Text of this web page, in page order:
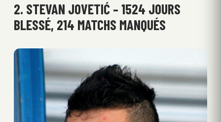
2. STEVAN JOVETIĆ – 1524 JOURS
BLESSÉ, 214 MATCHS MANQUÉS